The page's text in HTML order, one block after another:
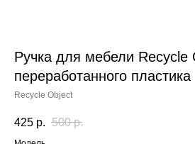
Ручка для мебели Recycle
переработанного пластика
Recycle Object
425 р. 500 р.